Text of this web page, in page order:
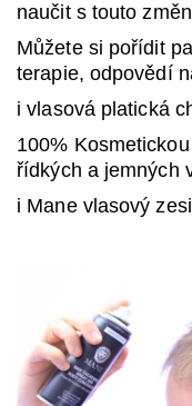
naučit s touto
Můžete si pořídit
terapie, odpovědí
i vlasová platická
100%
řídkých a jemných
i Mane vlasový